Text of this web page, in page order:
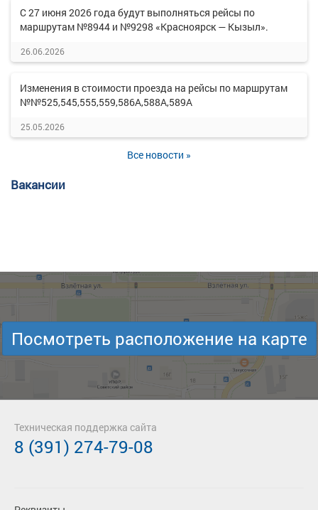
С 27 июня 2026 года будут выполняться рейсы по
маршрутам №8944 и №9298 «Красноярск — Кызыл».
26.06.2026
Изменения в стоимости проезда на рейсы по маршрутам
№№525,545,555,559,586А,588А,589А
25.05.2026
Все новости »
Вакансии
Посмотреть расположение на карте
Техническая поддержка сайта
8 (391) 274-79-08